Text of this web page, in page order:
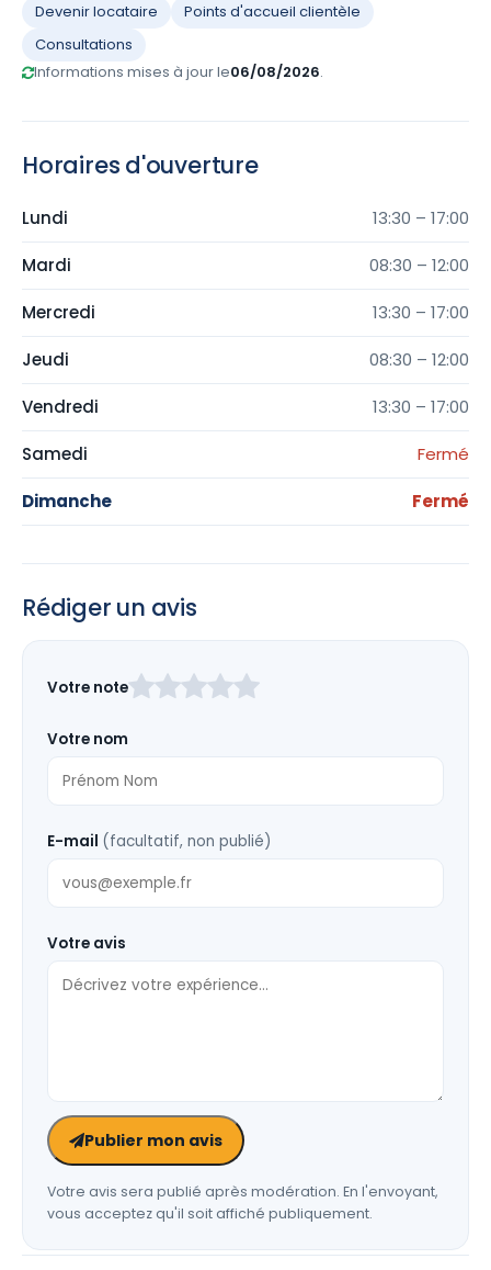
Devenir locataire
Points d'accueil clientèle
Consultations
Informations mises à jour le06/08/2026.
Horaires d'ouverture
Lundi 13:30 – 17:00
Mardi 08:30 – 12:00
Mercredi 13:30 – 17:00
Jeudi 08:30 – 12:00
Vendredi 13:30 – 17:00
Samedi Fermé
Dimanche Fermé
Rédiger un avis
ce
vide
Votre note
Votre nom
E-mail (facultatif, non publié)
Votre avis
Publier mon avis
Votre avis sera publié après modération. En l'envoyant,
vous acceptez qu'il soit affiché publiquement.